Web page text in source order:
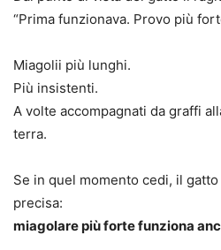
“Prima funzionava. Provo più
Miagolii più lunghi.
Più insistenti.
A volte accompagnati da graffi
terra.
Se in quel momento cedi, il
precisa:
miagolare più forte funziona